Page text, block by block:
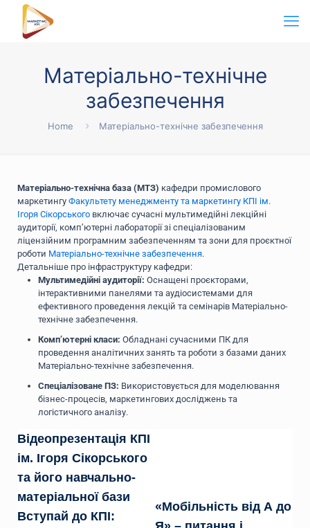
Матеріально-технічне
забезпечення
Home Матеріально-технічне забезпечення
Матеріально-технічна база (МТЗ) кафедри промислового
маркетингу Факультету менеджменту та маркетингу КПІ ім.
Ігоря Сікорського включає сучасні мультимедійні лекційні
аудиторії, комп’ютерні лабораторії зі спеціалізованим
ліцензійним програмним забезпеченням та зони для проєктної
роботи Матеріально-технічне забезпечення.
Детальніше про інфраструктуру кафедри:
Мультимедійні аудиторії: Оснащені проєкторами,
інтерактивними панелями та аудіосистемами для
ефективного проведення лекцій та семінарів Матеріально-
технічне забезпечення.
Комп’ютерні класи: Обладнані сучасними ПК для
проведення аналітичних занять та роботи з базами даних
Матеріально-технічне забезпечення.
Спеціалізоване ПЗ: Використовується для моделювання
бізнес-процесів, маркетингових досліджень та
логістичного аналізу.
Відеопрезентація КПІ
ім. Ігоря Сікорського
та його навчально-
матеріальної бази
Вступай до КПІ:
«Мобільність від А до